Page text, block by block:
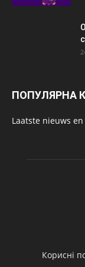
ПОПУЛЯРНА
Laatste nieuws
Корисні